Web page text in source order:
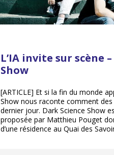
L’IA invite sur scène
Show
[ARTICLE] Et si la fin du monde
Show nous raconte comment
dernier jour. Dark Science Show
proposée par Matthieu Pouget
d’une résidence au Quai des